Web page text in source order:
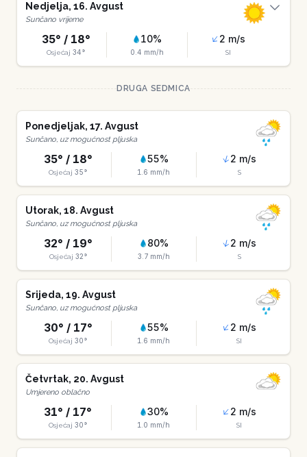
Nedjelja, 16. Avgust
Sunčano vrijeme
35° / 18°
Osjećaj 34°
10%
0.4 mm/h
2 m/s
SI
DRUGA SEDMICA
Ponedjeljak, 17. Avgust
Sunčano, uz mogućnost pljuska
35° / 18°
Osjećaj 35°
55%
1.6 mm/h
2 m/s
S
Utorak, 18. Avgust
Sunčano, uz mogućnost pljuska
32° / 19°
Osjećaj 32°
80%
3.7mm/h
2 m/s
S
Srijeda, 19. Avgust
Sunčano, uz mogućnost pljuska
30° / 17°
Osjećaj 30°
55%
1.6 mm/h
2 m/s
SI
Četvrtak, 20. Avgust
Umjereno oblačno
31° / 17°
Osjećaj 30°
30%
1.0 mm/h
2 m/s
SI